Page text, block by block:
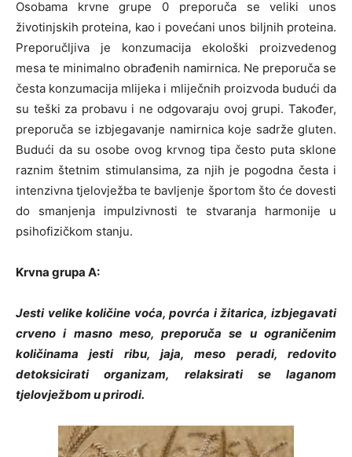
Osobama krvne grupe 0 preporuča se veliki unos
životinjskih proteina, kao i povećani unos biljnih proteina.
Preporučljiva je konzumacija ekološki proizvedenog
mesa te minimalno obrađenih namirnica. Ne preporuča se
česta konzumacija mlijeka i mliječnih proizvoda budući da
su teški za probavu i ne odgovaraju ovoj grupi. Također,
preporuča se izbjegavanje namirnica koje sadrže gluten.
Budući da su osobe ovog krvnog tipa često puta sklone
raznim štetnim stimulansima, za njih je pogodna česta i
intenzivna tjelovježba te bavljenje športom što će dovesti
do smanjenja impulzivnosti te stvaranja harmonije u
psihofizičkom stanju.
Krvna grupa A:
Jesti velike količine voća, povrća i žitarica, izbjegavati
crveno i masno meso, preporuča se u ograničenim
količinama jesti ribu, jaja, meso peradi, redovito
detoksicirati organizam, relaksirati se laganom
tjelovježbom u prirodi.